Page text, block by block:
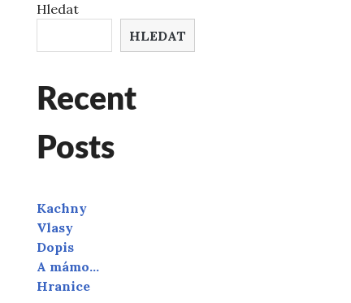
Hledat
HLEDAT
Recent
Posts
Kachny
Vlasy
Dopis
A mámo…
Hranice